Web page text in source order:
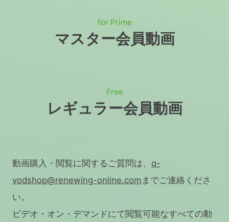
for Prime
マスター会員動画
Free
レギュラー会員動画
動画購入・閲覧に関するご質問は、 q-
vodshop@renewing-online.com までご連絡くださ
い。
ビデオ・オン・デマンドにて閲覧可能なすべての動